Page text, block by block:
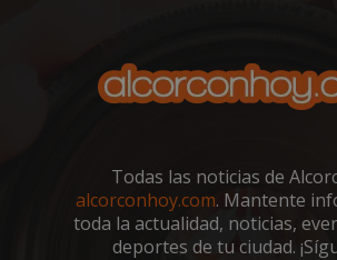
Todas las noticias de
alcorconhoy.com. Mantente
toda la actualidad, noticias,
deportes de tu ciudad.